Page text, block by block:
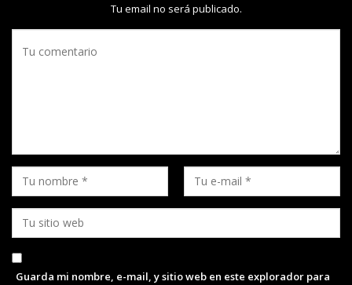
Tu email no será publicado.
Guarda mi nombre, e-mail, y sitio web en este explorador para